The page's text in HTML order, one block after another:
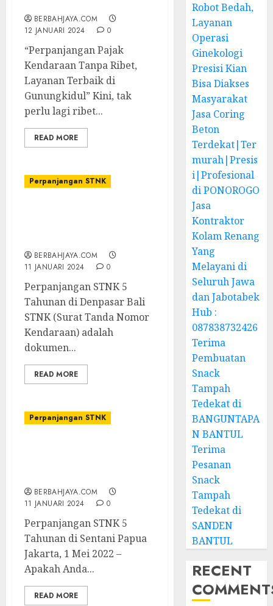
BERBAHJAYA.COM
12 JANUARI 2024
0
“Perpanjangan Pajak
Kendaraan Tanpa Ribet,
Layanan Terbaik di
Gunungkidul” Kini, tak
perlu lagi ribet...
READ MORE
Perpanjangan STNK
BERBAHJAYA.COM
11 JANUARI 2024
0
Perpanjangan STNK 5
Tahunan di Denpasar Bali
STNK (Surat Tanda Nomor
Kendaraan) adalah
dokumen...
READ MORE
Perpanjangan STNK
BERBAHJAYA.COM
11 JANUARI 2024
0
Perpanjangan STNK 5
Tahunan di Sentani Papua
Jakarta, 1 Mei 2022 –
Apakah Anda...
READ MORE
Robot Bedah,
Layanan
Operasi
Ginekologi
Presisi Kian
Bisa Diakses
Masyarakat
Jasa Coring
Beton
Terdekat|Ter
murah|Presis
i|Profesional
di PONOROGO
Jasa
Kontraktor
Kolam Renang
Yang
Melayani di
Seluruh Jawa
dan Jabotabek
Hub :
087838732426
Terima
Pembuatan
Snack
Tampah
Tedekat di
BANGUNTAPA
N BANTUL
Terima
Pesanan
Snack
Tampah
Tedekat di
SANDEN
BANTUL
RECENT